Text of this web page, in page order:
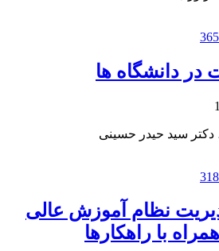
در دانشگاه ها
دکتر سید حیدر حسینی
نظام آموزش عالی
با راهکارها